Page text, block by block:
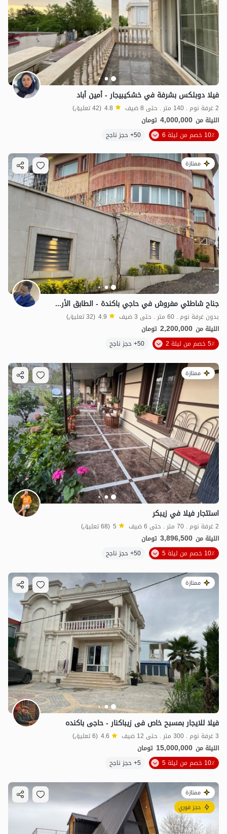
7مليون ت
فيلا دوبلكس بشرفة في خشكيبيجار - أمين أباد
2 غرفة نوم . 140 متر . حتى 8 ضيف 4.8 (42 تعليق)
الليلة من 4,000,000 تومان
10٪ خصم من ليلة 6
50+ حجز ناجح
ممتازة
جناح شاطئي مفروش في حاجي باكندة - الطابق الأرضي
بدون غرفة نوم . 60 متر . حتى 3 ضيف 4.9 (32 تعليق)
الليلة من 2,200,000 تومان
5٪ خصم من ليلة 2
50+ حجز ناجح
ممتازة
استئجار فيلا في زيبكر
2 غرفة نوم . 70 متر . حتى 6 ضيف 5 (68 تعليق)
الليلة من 3,896,500 تومان
10٪ خصم من ليلة 5
50+ حجز ناجح
ممتازة
فیلا للایجار بمسبح خاص فی زیباکنار - حاجی باکنده
3 غرفة نوم . 300 متر . حتى 12 ضيف 4.6 (6 تعليق)
الليلة من 15,000,000 تومان
10٪ خصم من ليلة 5
5+ حجز ناجح
ممتازة
حجز فوري